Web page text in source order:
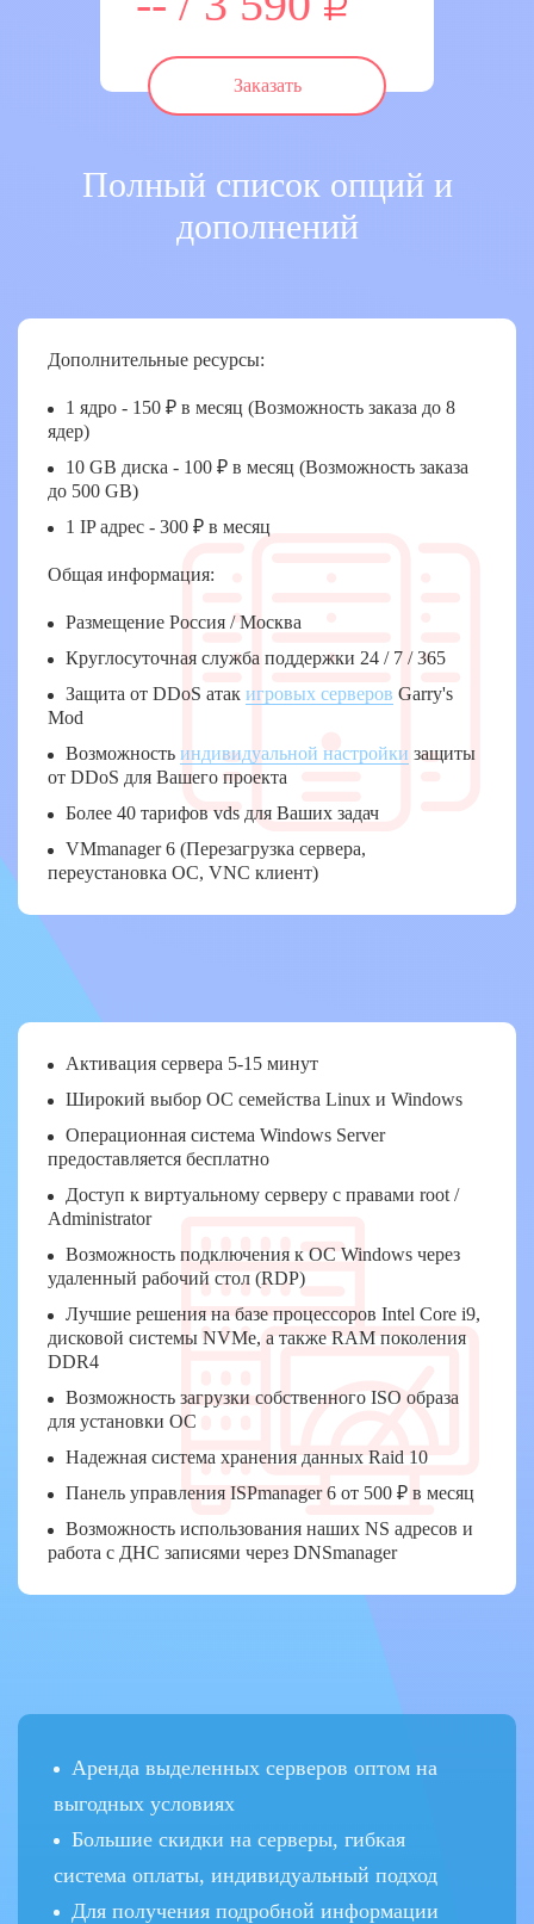
Заказать
Полный список опций и
дополнений
Дополнительные ресурсы:
1 ядро - 150 ₽ в месяц (Возможность заказа до 8
ядер)
10 GB диска - 100 ₽ в месяц (Возможность заказа
до 500 GB)
1 IP адрес - 300 ₽ в месяц
Общая информация:
Размещение Россия / Москва
Круглосуточная служба поддержки 24 / 7 / 365
Защита от DDoS атак игровых серверов Garry's
Mod
Возможность индивидуальной настройки защиты
от DDoS для Вашего проекта
Более 40 тарифов vds для Ваших задач
VMmanager 6 (Перезагрузка сервера,
переустановка ОС, VNC клиент)
Активация сервера 5-15 минут
Широкий выбор ОС семейства Linux и Windows
Операционная система Windows Server
предоставляется бесплатно
Доступ к виртуальному серверу с правами root /
Administrator
Возможность подключения к ОС Windows через
удаленный рабочий стол (RDP)
Лучшие решения на базе процессоров Intel Core i9,
дисковой системы NVMe, а также RAM поколения
DDR4
Возможность загрузки собственного ISO образа
для установки ОС
Надежная система хранения данных Raid 10
Панель управления ISPmanager 6 от 500 ₽ в месяц
Возможность использования наших NS адресов и
работа с ДНС записями через DNSmanager
Аренда выделенных серверов оптом на
выгодных условиях
Большие скидки на серверы, гибкая
система оплаты, индивидуальный подход
Для получения подробной информации